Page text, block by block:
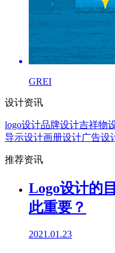
GREI
设计资讯
logo设计品牌设计吉祥物
导示设计画册设计广告设
推荐资讯
Logo设计的
此重要？
2021.01.23